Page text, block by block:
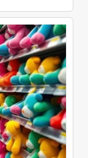
dobrze
niezawodna
zestaw. Dzięki
miejsca na
my zyskujemy
pod ręką.